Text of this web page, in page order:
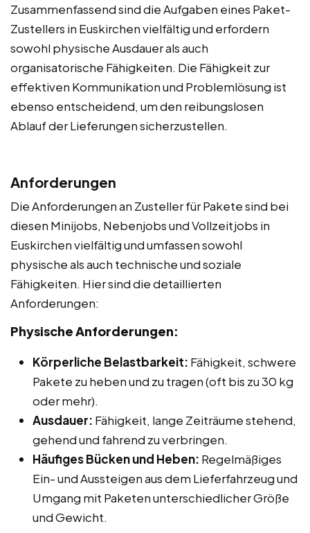
Zusammenfassend sind die Aufgaben eines Paket-
Zustellers in Euskirchen vielfältig und erfordern
sowohl physische Ausdauer als auch
organisatorische Fähigkeiten. Die Fähigkeit zur
effektiven Kommunikation und Problemlösung ist
ebenso entscheidend, um den reibungslosen
Ablauf der Lieferungen sicherzustellen.
Anforderungen
Die Anforderungen an Zusteller für Pakete sind bei
diesen Minijobs, Nebenjobs und Vollzeitjobs in
Euskirchen vielfältig und umfassen sowohl
physische als auch technische und soziale
Fähigkeiten. Hier sind die detaillierten
Anforderungen:
Physische Anforderungen:
Körperliche Belastbarkeit: Fähigkeit, schwere
Pakete zu heben und zu tragen (oft bis zu 30 kg
oder mehr).
Ausdauer: Fähigkeit, lange Zeiträume stehend,
gehend und fahrend zu verbringen.
Häufiges Bücken und Heben: Regelmäßiges
Ein- und Aussteigen aus dem Lieferfahrzeug und
Umgang mit Paketen unterschiedlicher Größe
und Gewicht.